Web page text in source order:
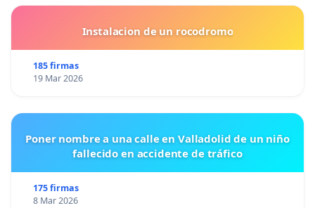
Instalacion de un rocodromo
185 firmas
19 Mar 2026
Poner nombre a una calle en Valladolid de un niño
fallecido en accidente de tráfico
175 firmas
8 Mar 2026